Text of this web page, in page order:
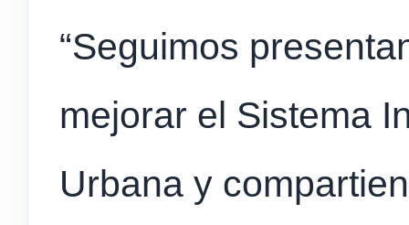
“Seguimos
mejorar el Sistema
Urbana y